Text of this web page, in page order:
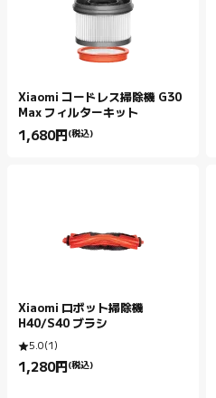
Xiaomi コードレス掃除機 G30
Max フィルターキット
1,680円 (税込)
Current Price 円1680.00
Xiaomi ロボット掃除機
H40/S40 ブラシ
5.0(1)
1,280円 (税込)
Current Price 円1280.00